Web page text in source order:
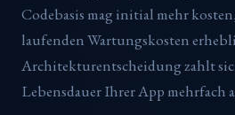
Codebasis mag initial mehr
laufenden Wartungskosten
Architekturentscheidung zahlt
Lebensdauer Ihrer App mehrfach